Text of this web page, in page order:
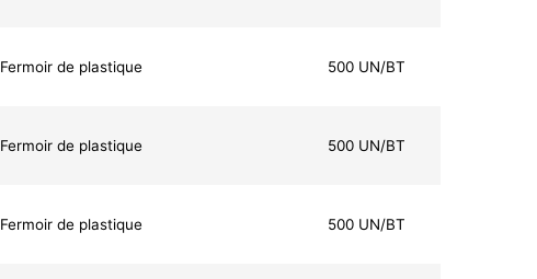
Fermoir de plastique 500 UN/BT
Fermoir de plastique 500 UN/BT
Fermoir de plastique 500 UN/BT